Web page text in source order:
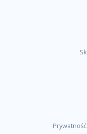
Prywatność